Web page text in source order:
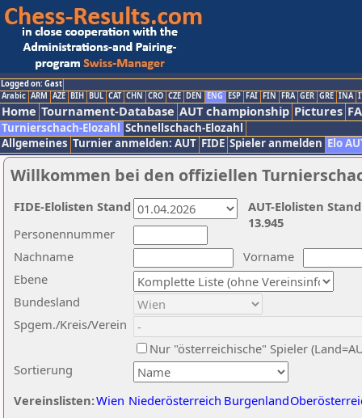
Logged on: Gast
Arabic ARM AZE BIH BUL CAT CHN CRO CZE DEN ENG ESP FAI FIN FRA GER GRE INA
Home Tournament-Database AUT championship Pictures
Turnierschach-Elozahl Schnellschach-Elozahl
Allgemeines Turnier anmelden: AUT FIDE Spieler anmelden Elo
Willkommen bei den offiziellen
Nachname
Vorname
Ebene
Sortierung
Personennummer
Bundesland
Spgem./Kreis/Verein
Nur "österreichische" Spieler
Vereinslisten:Wien Niederösterreich Burgenland
AUT-Elolisten
13.945
FIDE-Elolisten Stand